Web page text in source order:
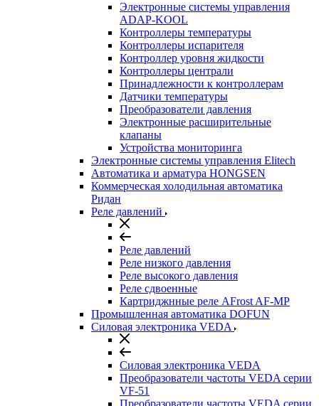
Электронные системы управления
ADAP-KOOL
Контроллеры температуры
Контроллеры испарителя
Контроллер уровня жидкости
Контроллеры централи
Принадлежности к контроллерам
Датчики температуры
Преобразователи давления
Электронные расширительные
клапаны
Устройства мониторинга
Электронные системы управления Elitech
Автоматика и арматура HONGSEN
Коммерческая холодильная автоматика
Ридан
Реле давлений
Реле давлений
Реле низкого давления
Реле высокого давления
Реле сдвоенные
Картриджнные реле AFrost AF-MP
Промышленная автоматика DOFUN
Силовая электроника VEDA
Силовая электроника VEDA
Преобразователи частоты VEDA серии
VF-51
Преобразователи частоты VEDA серии